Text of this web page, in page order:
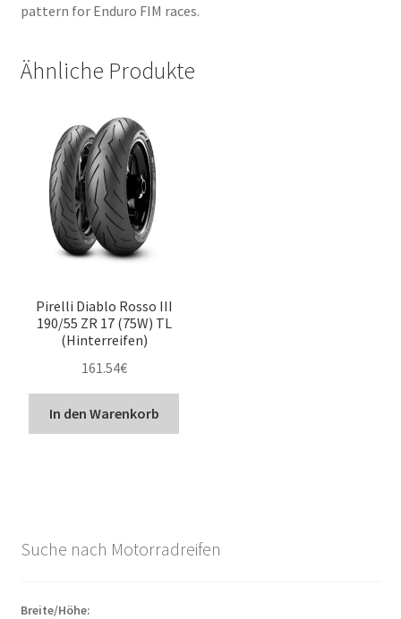
pattern for Enduro FIM races.
Ähnliche Produkte
Pirelli Diablo Rosso III
190/55 ZR 17 (75W) TL
(Hinterreifen)
161.54€
In den Warenkorb
Suche nach Motorradreifen
Breite/Höhe: